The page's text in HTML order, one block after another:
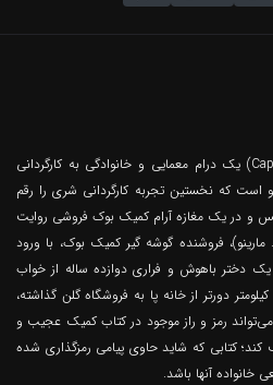
فیلم کاپیتان سونامی (Captain Tsunami) یک درام معمایی و خانوادگی به کارگردانی
که نخستین تجربه کارگردانی شری را رقم
و در یک مغازه آرام کمیک بوک فروشی روایت
فروشنده گوشه گیر کمیک بوک، با ورود
یک دختر باهوش و فراری دوازده ساله از خواب
دورتر از خانه پا به فروشگاه گلن گذاشته،
رمز و راز موجود در کتاب کمیک عجیب و
کتابی که شاید حاوی پیامی رمزگذاری شده
آنها باشد.